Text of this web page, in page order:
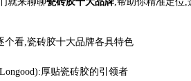
个看,瓷砖胶十大品牌各具特色
厚贴瓷砖胶的引领者